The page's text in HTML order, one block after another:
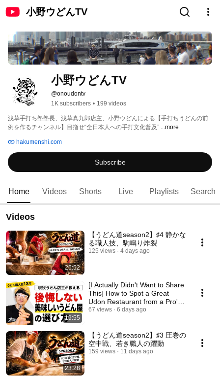
小野ウどんTV
小野ウどんTV
@onoudontv
1K subscribers • 199 videos
浅草手打ち塾塾長、浅草真九郎店主、小野ウどんによる【手打ちうどんの前
例を作るチャンネル】目指せ“全日本人への手打文化普及” ...more
hakumenshi.com
Subscribe
Home Videos Shorts Live Playlists Search
Videos
26:52
【うどん道season2】♯4 静かな
る職人技、駒鳴り炸裂
125 views 4 days ago
19:55
[I Actually Didn't Want to Share
This] How to Spot a Great
Udon Restaurant from a Pro's
Perspecti...
67 views 6 days ago
23:28
【うどん道season2】♯3 圧巻の
空中戦、若き職人の躍動
159 views 11 days ago